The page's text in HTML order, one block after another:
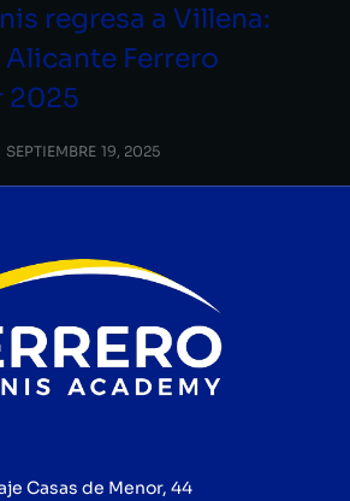
regresa a Villena:
Alicante Ferrero
2025
SEPTIEMBRE 19, 2025
Casas de Menor, 44